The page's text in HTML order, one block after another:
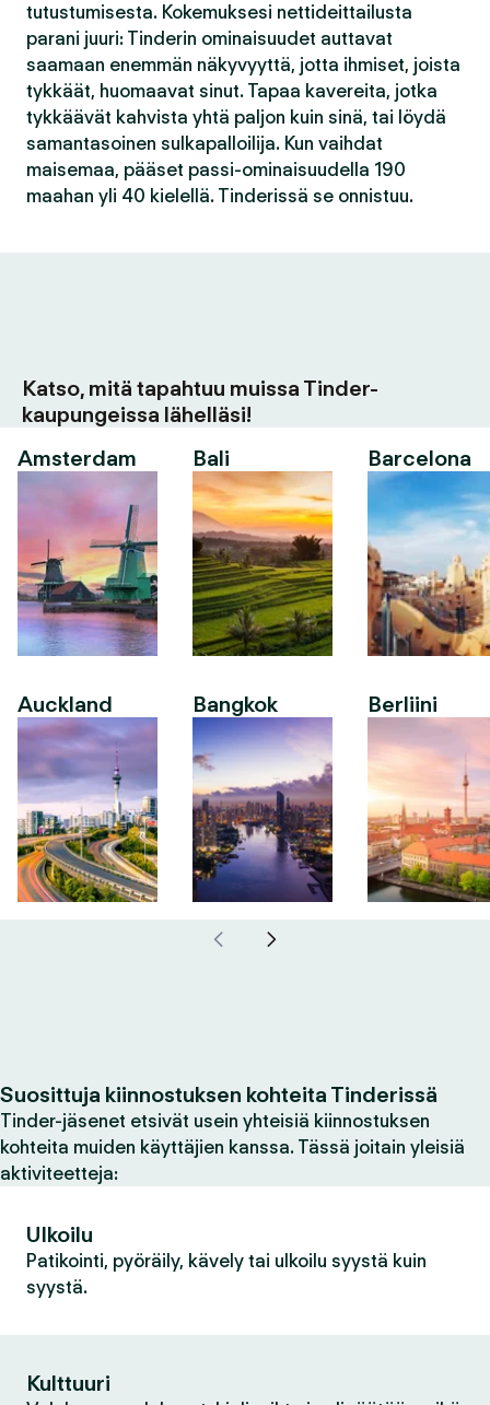
tutustumisesta. Kokemuksesi nettideittailusta
parani juuri: Tinderin ominaisuudet auttavat
saamaan enemmän näkyvyyttä, jotta ihmiset, joista
tykkäät, huomaavat sinut. Tapaa kavereita, jotka
tykkäävät kahvista yhtä paljon kuin sinä, tai löydä
samantasoinen sulkapalloilija. Kun vaihdat
maisemaa, pääset passi-ominaisuudella 190
maahan yli 40 kielellä. Tinderissä se onnistuu.
Katso, mitä tapahtuu muissa Tinder-
kaupungeissa lähelläsi!
Amsterdam
Auckland
Bali
Bangkok
Barcelona
Berliini
Suosittuja kiinnostuksen kohteita Tinderissä
Tinder-jäsenet etsivät usein yhteisiä kiinnostuksen
kohteita muiden käyttäjien kanssa. Tässä joitain yleisiä
aktiviteetteja:
Ulkoilu
Patikointi, pyöräily, kävely tai ulkoilu syystä kuin
syystä.
Kulttuuri